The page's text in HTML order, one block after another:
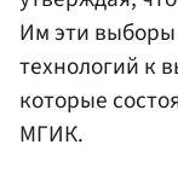
Им эти
технологий к
которые
МГИК.